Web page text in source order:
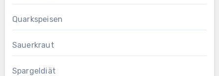
Quarkspeisen
Sauerkraut
Spargeldiät